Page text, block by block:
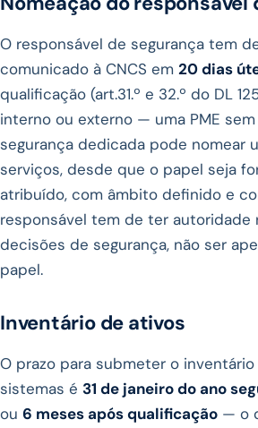
O responsável de segurança tem
comunicado à CNCS em 20 dias
qualificação (art.31.º e 32.º do DL
interno ou externo — uma PME
segurança dedicada pode nomear
serviços, desde que o papel seja
atribuído, com âmbito definido e
responsável tem de ter autoridade
decisões de segurança, não ser
papel.
Inventário de ativos
O prazo para submeter o
sistemas é 31 de janeiro do ano
ou 6 meses após qualificação — o